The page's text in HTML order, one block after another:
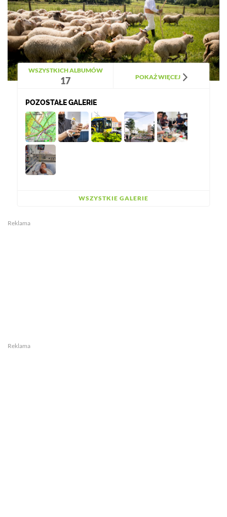
WSZYSTKICH ALBUMÓW
17 POKAŻ WIĘCEJ
POZOSTAŁE GALERIE
WSZYSTKIE GALERIE
Reklama
Reklama